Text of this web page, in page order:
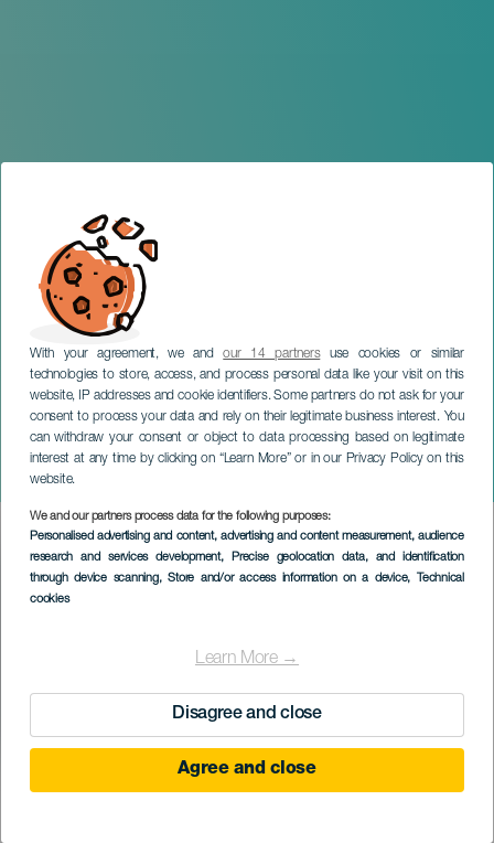
With your agreement, we andour 14 partnersuse cookies or similar
technologies to store, access, and process personal data like your visit on this
website, IP addresses and cookie identifiers. Some partners do not ask for your
consent to process your data and rely on their legitimate business interest. You
can withdraw your consent or object to data processing based on legitimate
interest at any time by clicking on “Learn More” or in our Privacy Policy on this
website.
We and our partners process data for the following purposes:
Personalised advertising and content, advertising and content measurement, audience
research and services development, Precise geolocation data, and identification
through device scanning, Store and/or access information on a device, Technical
cookies
Learn More →
Disagree and close
Agree and close
Coro Polifônico de San
Ginés
LANZAROTE
Imagen
Listado